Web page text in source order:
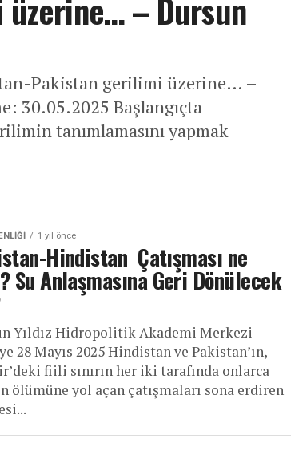
– Dursun
Pakistan gerilimi üzerine… –
30.05.2025 Başlangıçta
tanımlamasını yapmak
1 yıl önce
Hindistan Çatışması ne
Su Anlaşmasına Geri Dönülecek
Yıldız Hidropolitik Akademi Merkezi-
28 Mayıs 2025 Hindistan ve Pakistan’ın,
fiili sınırın her iki tarafında onlarca
ölümüne yol açan çatışmaları sona erdiren